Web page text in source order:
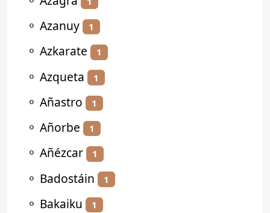
⚬ Azanuy 1
⚬ Azkarate 1
⚬ Azqueta 1
⚬ Añastro 1
⚬ Añorbe 1
⚬ Añézcar 1
⚬ Badostáin 1
⚬ Bakaiku 1